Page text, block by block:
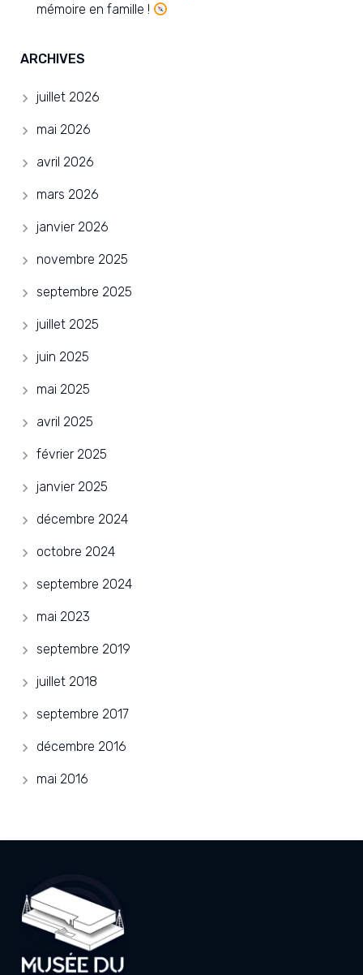
mémoire en famille !
ARCHIVES
juillet 2026
mai 2026
avril 2026
mars 2026
janvier 2026
novembre 2025
septembre 2025
juillet 2025
juin 2025
mai 2025
avril 2025
février 2025
janvier 2025
décembre 2024
octobre 2024
septembre 2024
mai 2023
septembre 2019
juillet 2018
septembre 2017
décembre 2016
mai 2016